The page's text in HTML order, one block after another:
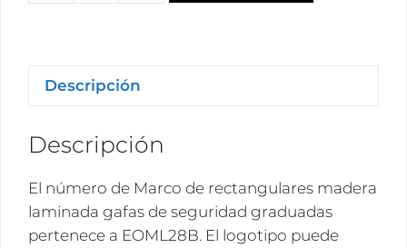
EOML28B
cantidad
Descripción
Descripción
El número de Marco de rectangulares madera
laminada gafas de seguridad graduadas
pertenece a EOML28B. El logotipo puede